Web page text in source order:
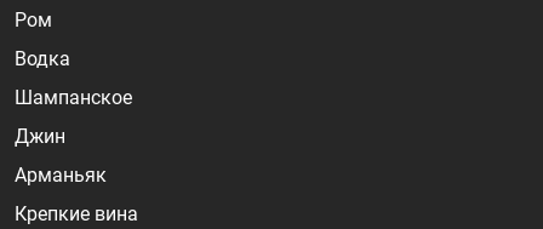
Ром
Водка
Шампанское
Джин
Арманьяк
Крепкие вина